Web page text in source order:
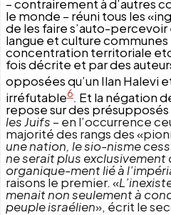
– contrairement à d’autres
le monde – réuni tous les
de les faire s’auto-
langue et culture
concentration territoriale
fois décrite et par des
opposées qu’un Ilan Halevi
irréfutable6. Et la négation
repose sur des
les Juifs – en l’occurrence
majorité des rangs des
une nation, le sio-nisme
ne serait plus
organique-ment lié à
raisons le premier. «
menait non seulement à
peuple israélien», écrit le